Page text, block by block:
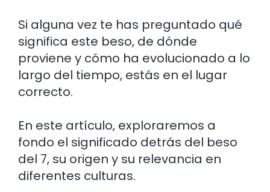
Si alguna vez te has preguntado qué
significa este beso, de dónde
proviene y cómo ha evolucionado a lo
largo del tiempo, estás en el lugar
correcto.
En este artículo, exploraremos a
fondo el significado detrás del beso
del 7, su origen y su relevancia en
diferentes culturas.